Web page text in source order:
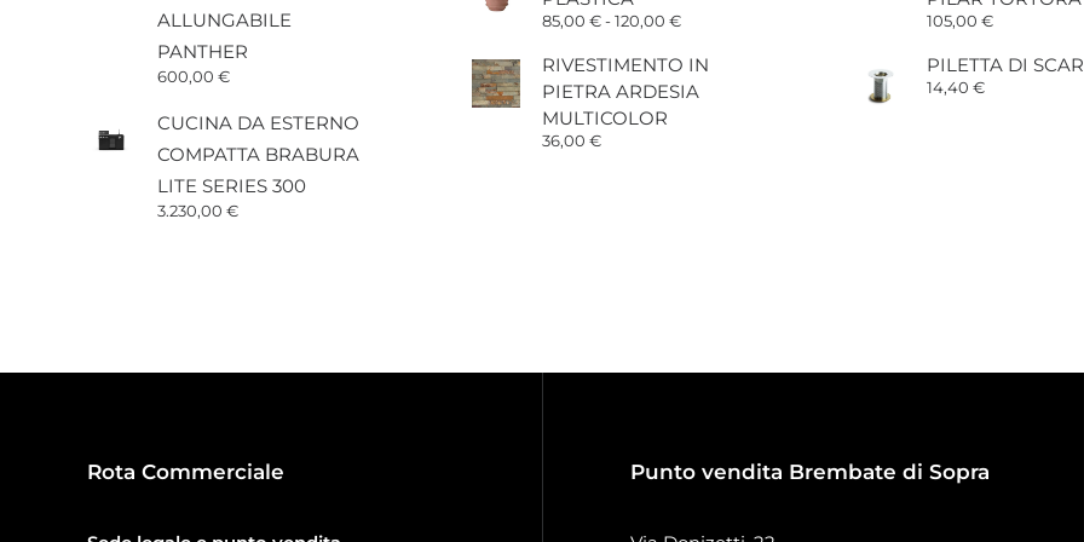
ALLUNGABILE
PANTHER
600,00 €
CUCINA DA ESTERNO
COMPATTA BRABURA
LITE SERIES 300
3.230,00 €
85,00 €-120,00 €Fascia
prezzo:
da
85,00 €
RIVESTIMENTO IN
PIETRA ARDESIA
MULTICOLOR
36,00 €
105,00 €
PILETTA DI
14,40 €
Rota Commerciale Punto vendita Brembate di Sopra